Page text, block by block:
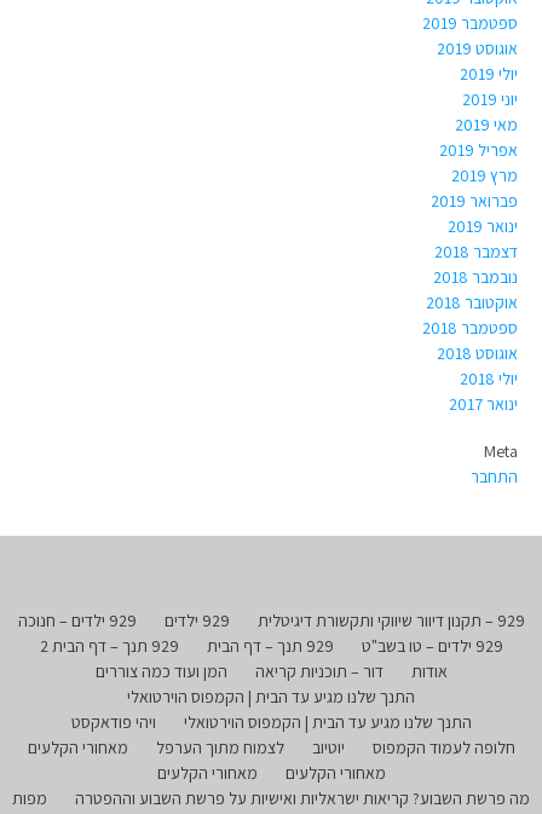
ספטמבר 2019
אוגוסט 2019
יולי 2019
יוני 2019
מאי 2019
אפריל 2019
מרץ 2019
פברואר 2019
ינואר 2019
דצמבר 2018
נובמבר 2018
אוקטובר 2018
ספטמבר 2018
אוגוסט 2018
יולי 2018
ינואר 2017
Meta
התחבר
929 – תקנון דיוור שיווקי ותקשורת דיגיטלית 929 ילדים
929 ילדים – חנוכה
929 ילדים – טו בשב"ט
929 תנך – דף הבית
929 תנך – דף הבית 2
אודות
דור – תוכניות קריאה
המן ועוד כמה צוררים
התנך שלנו מגיע עד הבית | הקמפוס הוירטואלי
התנך שלנו מגיע עד הבית | הקמפוס הוירטואלי
ויהי פודאקסט
חלופה לעמוד הקמפוס
יוטיוב לצמוח מתוך הערפל
מאחורי הקלעים
מאחורי הקלעים
מאחורי הקלעים
מה פרשת השבוע? קריאות ישראליות ואישיות על פרשת השבוע וההפטרה
מפות